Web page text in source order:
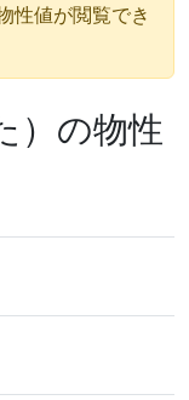
性値が閲覧でき
）の物性